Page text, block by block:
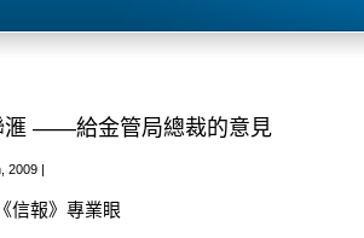
滙 ——給金管局總裁的意見
2009 |
信報》專業眼